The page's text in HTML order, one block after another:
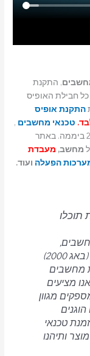
, התקנת
כל חבילת האופיס
התקנת אופיס
טכנאי מחשבים ,
עד הבית 24/7 ביממה. באתר
מחשב, מעבדת
הפעלה ועוד.
תוכלו
המחשבים,
משנת כ – 1998 לכניסת שנת 2000 (באג 2000)
מחשבים
מציעים
מגוון
טכנאי
ותיהנו